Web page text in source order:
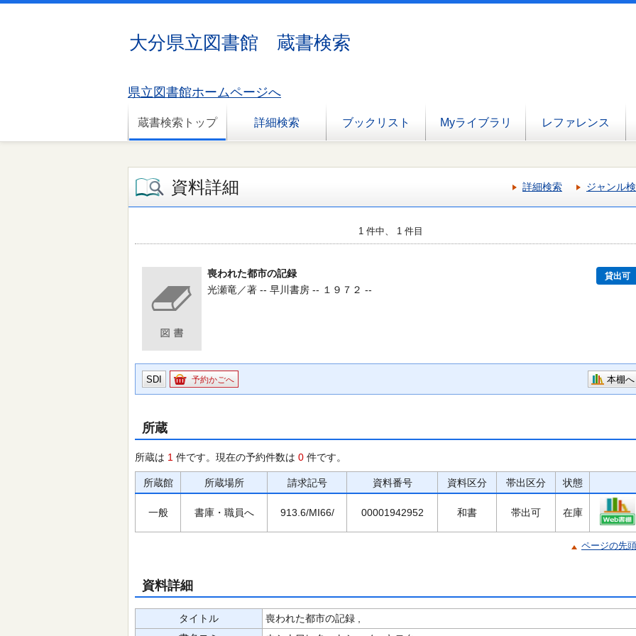
大分県立図書館 蔵書検索
県立図書館ホームページへ
蔵書検索トップ 詳細検索 ブックリスト Myライブラリ レファレンス
資料詳細 詳細検索 ジャンル
1 件中、 1 件目
喪われた都市の記録 貸出可
光瀬竜／著 -- 早川書房 -- １９７２ --
SDI 予約かごへ 本棚へ
所蔵
所蔵は 1 件です。現在の予約件数は 0 件です。
所蔵館 所蔵場所 請求記号 資料番号 資料区分 帯出区分 状態
一般 書庫・職員へ 913.6/MI66/ 00001942952 和書 帯出可 在庫
ページの先
資料詳細
タイトル
喪われた都市の記録 ,